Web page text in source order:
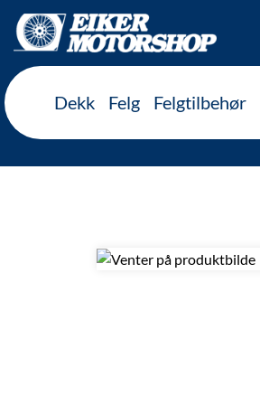
Dekk Felg Felgtilbehør
Inkl. mva